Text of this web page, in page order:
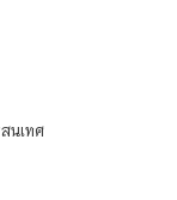
นเทศ